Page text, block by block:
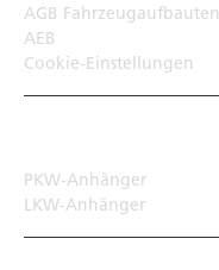
AGB Fahrzeugaufbauten
AEB
Cookie-Einstellungen
PKW-Anhänger
LKW-Anhänger